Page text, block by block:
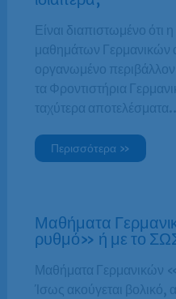
Είναι διαπιστωμένο
μαθημάτων Γερμανικών
οργανωμένο
τα Φροντιστήρια
ταχύτερα
Περισσότερα »
Μαθήματα
ρυθμό» ή με το
Μαθήματα Γερμανικών
Ίσως ακούγεται βολικό,